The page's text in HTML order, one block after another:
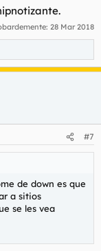
28 Mar 2018
#7
de down es que
a sitios
se les vea